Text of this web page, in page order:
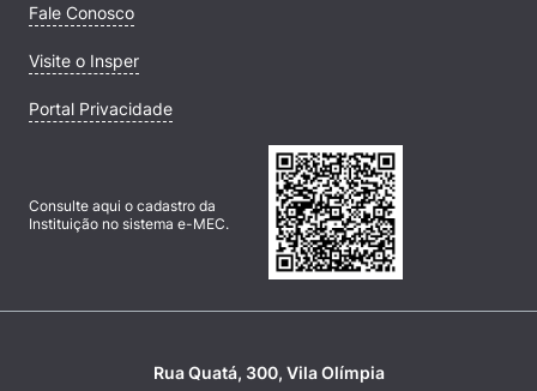
Fale Conosco
Visite o Insper
Portal Privacidade
Consulte aqui o cadastro da
Instituição no sistema e-MEC.
Rua Quatá, 300, Vila Olímpia